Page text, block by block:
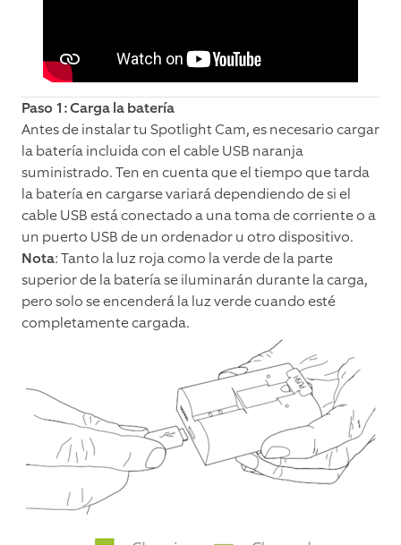
Paso 1: Carga la batería
Antes de instalar tu Spotlight Cam, es necesario cargar
la batería incluida con el cable USB naranja
suministrado. Ten en cuenta que el tiempo que tarda
la batería en cargarse variará dependiendo de si el
cable USB está conectado a una toma de corriente o a
un puerto USB de un ordenador u otro dispositivo.
Nota: Tanto la luz roja como la verde de la parte
superior de la batería se iluminarán durante la carga,
pero solo se encenderá la luz verde cuando esté
completamente cargada.